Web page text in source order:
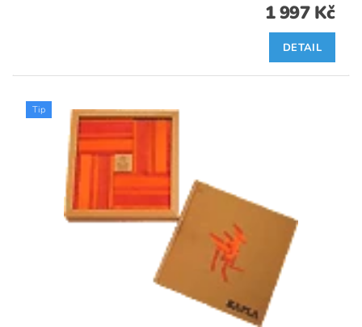
1 997 Kč
DETAIL
Tip